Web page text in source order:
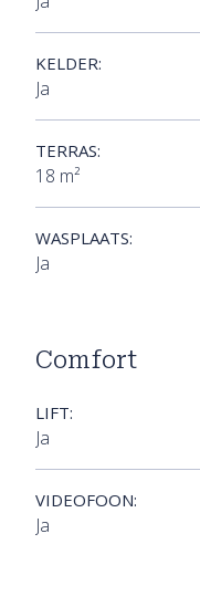
KELDER:
Ja
TERRAS:
18 m²
WASPLAATS:
Ja
Comfort
LIFT:
Ja
VIDEOFOON:
Ja